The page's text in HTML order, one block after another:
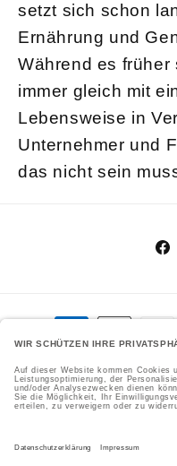
setzt sich schon
Ernährung und
Während es
immer gleich mit
Lebensweise in
Unternehmer und
das nicht sein
Zahlungsmethoden
© 2026,Genial